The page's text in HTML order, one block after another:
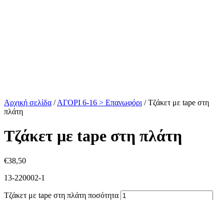
Αρχική σελίδα / ΑΓΟΡΙ 6-16 > Επανωφόρι /Τζάκετ με tape στη
πλάτη
Τζάκετ με tape στη πλάτη
€38,50
13-220002-1
Τζάκετ με tape στη πλάτη ποσότητα